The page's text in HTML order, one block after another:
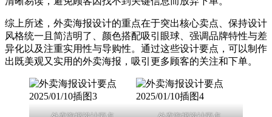
综上所述，外卖海报设计的重点在于突出核心卖点、保持设计
风格统一且简洁明了、颜色搭配吸引眼球、强调品牌特性与差
异化以及注重实用性与导购性。通过这些设计要点，可以制作
出既美观又实用的外卖海报，吸引更多顾客的关注和下单。